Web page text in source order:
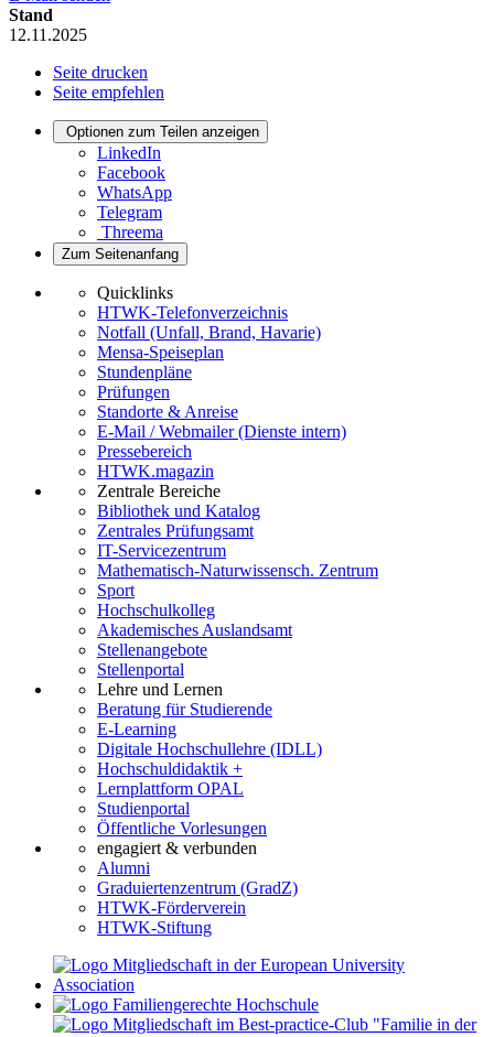
Stand
12.11.2025
Seite drucken
Seite empfehlen
Optionen zum Teilen anzeigen
LinkedIn
Facebook
WhatsApp
Telegram
Threema
Zum Seitenanfang
Quicklinks
HTWK-Telefonverzeichnis
Notfall (Unfall, Brand, Havarie)
Mensa-Speiseplan
Stundenpläne
Prüfungen
Standorte & Anreise
E-Mail / Webmailer (Dienste intern)
Pressebereich
HTWK.magazin
Zentrale Bereiche
Bibliothek und Katalog
Zentrales Prüfungsamt
IT-Servicezentrum
Mathematisch-Naturwissensch. Zentrum
Sport
Hochschulkolleg
Akademisches Auslandsamt
Stellenangebote
Stellenportal
Lehre und Lernen
Beratung für Studierende
E-Learning
Digitale Hochschullehre (IDLL)
Hochschuldidaktik +
Lernplattform OPAL
Studienportal
Öffentliche Vorlesungen
engagiert & verbunden
Alumni
Graduiertenzentrum (GradZ)
HTWK-Förderverein
HTWK-Stiftung